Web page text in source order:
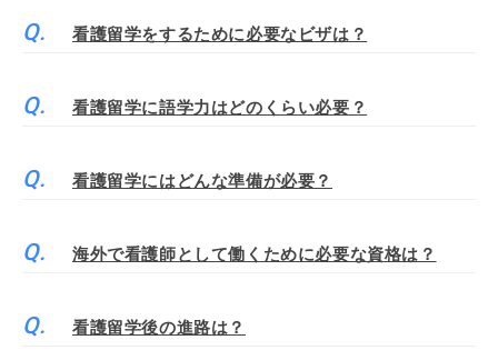
看護留学をするために必要なビザは？
看護留学に語学力はどのくらい必要？
看護留学にはどんな準備が必要？
海外で看護師として働くために必要な資格は？
看護留学後の進路は？